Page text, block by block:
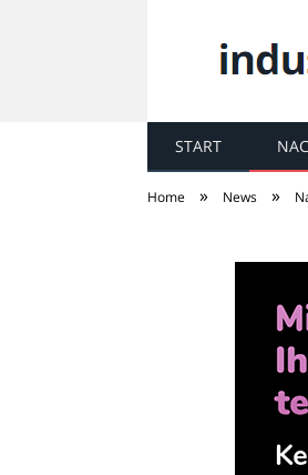
industry
START
Home » News »